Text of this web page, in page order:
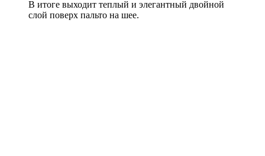
В итоге выходит теплый и элегантный двойной
слой поверх пальто на шее.